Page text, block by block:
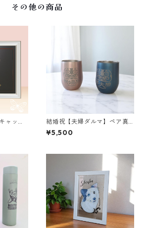
その他の商品
ャット
ミラ
グ ｜
結婚祝【夫婦ダルマ】ペア真
空ステンレスサーモタンブラ
ー390ml
¥5,500